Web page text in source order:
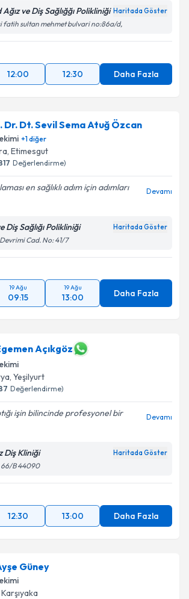
ve Diş Sağlığğı Polikliniği Haritada Göster
fatih sultan mehmet bulvari no:86a/d,
12:00 12:30 Daha Fazla
Dr. Dt. Sevil Sema Atuğ Özcan
+1diğer
, Etimesgut
Değerlendirme)
en sağlıklı adım için adımları
Devamı
Diş Sağlığı Polikliniği Haritada Göster
Cad. No: 41/7
19 Ağu
09:15
19 Ağu
13:00 Daha Fazla
Açıkgöz
, Yeşilyurt
Değerlendirme)
işin bilincinde profesyonel bir
Devamı
Diş Kliniği Haritada Göster
66/B 44090
12:30 13:00 Daha Fazla
Güney
Karşıyaka